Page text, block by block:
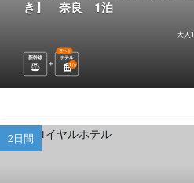
き】 奈良 1泊
新幹線 ホテル
選べる
1 泊
大人
2日間